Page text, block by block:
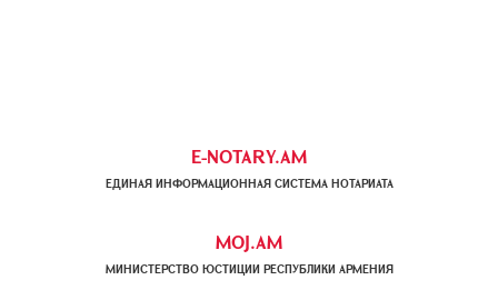
E-NOTARY.AM
ЕДИНАЯ ИНФОРМАЦИОННАЯ СИСТЕМА НОТАРИАТА
MOJ.AM
МИНИСТЕРСТВО ЮСТИЦИИ РЕСПУБЛИКИ АРМЕНИЯ